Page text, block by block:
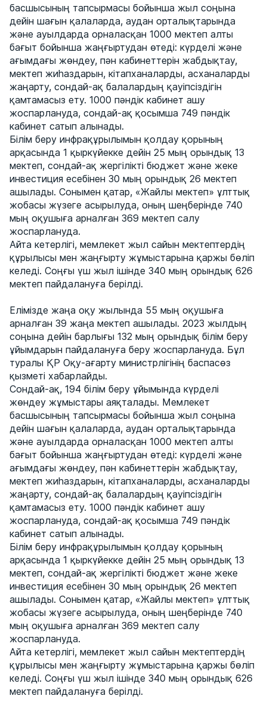
басшысының тапсырмасы бойынша жыл соңына
дейін шағын қалаларда, аудан орталықтарында
және ауылдарда орналасқан 1000 мектеп алты
бағыт бойынша жаңғыртудан өтеді: күрделі және
ағымдағы жөндеу, пән кабинеттерін жабдықтау,
мектеп жиһаздарын, кітапханаларды, асханаларды
жаңарту, сондай-ақ балалардың қауіпсіздігін
қамтамасыз ету. 1000 пәндік кабинет ашу
жоспарлануда, сондай-ақ қосымша 749 пәндік
кабинет сатып алынады.
Білім беру инфрақұрылымын қолдау қорының
арқасында 1 қыркүйекке дейін 25 мың орындық 13
мектеп, сондай-ақ жергілікті бюджет және жеке
инвестиция есебінен 30 мың орындық 26 мектеп
ашылады. Сонымен қатар, «Жайлы мектеп» ұлттық
жобасы жүзеге асырылуда, оның шеңберінде 740
мың оқушыға арналған 369 мектеп салу
жоспарлануда.
Айта кетерлігі, мемлекет жыл сайын мектептердің
құрылысы мен жаңғырту жұмыстарына қаржы бөліп
келеді. Соңғы үш жыл ішінде 340 мың орындық 626
мектеп пайдалануға берілді.
Елімізде жаңа оқу жылында 55 мың оқушыға
арналған 39 жаңа мектеп ашылады. 2023 жылдың
соңына дейін барлығы 132 мың орындық білім беру
ұйымдарын пайдалануға беру жоспарлануда. Бұл
туралы ҚР Оқу-ағарту министрлігінің баспасөз
қызметі хабарлайды.
Сондай-ақ, 194 білім беру ұйымында күрделі
жөндеу жұмыстары аяқталады. Мемлекет
басшысының тапсырмасы бойынша жыл соңына
дейін шағын қалаларда, аудан орталықтарында
және ауылдарда орналасқан 1000 мектеп алты
бағыт бойынша жаңғыртудан өтеді: күрделі және
ағымдағы жөндеу, пән кабинеттерін жабдықтау,
мектеп жиһаздарын, кітапханаларды, асханаларды
жаңарту, сондай-ақ балалардың қауіпсіздігін
қамтамасыз ету. 1000 пәндік кабинет ашу
жоспарлануда, сондай-ақ қосымша 749 пәндік
кабинет сатып алынады.
Білім беру инфрақұрылымын қолдау қорының
арқасында 1 қыркүйекке дейін 25 мың орындық 13
мектеп, сондай-ақ жергілікті бюджет және жеке
инвестиция есебінен 30 мың орындық 26 мектеп
ашылады. Сонымен қатар, «Жайлы мектеп» ұлттық
жобасы жүзеге асырылуда, оның шеңберінде 740
мың оқушыға арналған 369 мектеп салу
жоспарлануда.
Айта кетерлігі, мемлекет жыл сайын мектептердің
құрылысы мен жаңғырту жұмыстарына қаржы бөліп
келеді. Соңғы үш жыл ішінде 340 мың орындық 626
мектеп пайдалануға берілді.